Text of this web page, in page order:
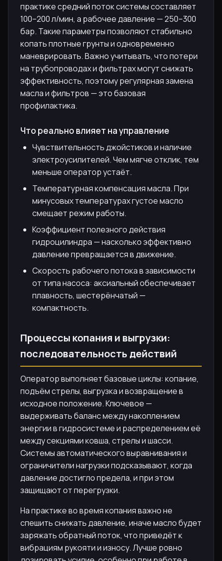
практике средний поток системы составляет
100–200 л/мин, а рабочее давление — 250–300
бар. Такие параметры позволяют стабильно
копать плотные грунты и одновременно
маневрировать. Важно учитывать, что потери
на трубопроводах и фильтрах могут снижать
эффективность, поэтому регулярная замена
масла и фильтров — это базовая
профилактика.
Что реально влияет на управление
Чувствительность джойстиков и наличие
электроусилителей. Чем мягче отклик, тем
меньше оператор устаёт.
Температурная компенсация масла. При
минусовых температурах густое масло
смещает режим работы.
Коэффициент полезного действия
гидроцилиндра — насколько эффективно
давление превращается в движение.
Скорость рабочего потока в зависимости
от типа насоса: аксиальный обеспечивает
плавность, шестерёнчатый —
компактность.
Процессы копания и выгрузки:
последовательность действий
Оператор выполняет базовые циклы: копание,
подъём стрелы, выгрузка и возвращение в
исходное положение. Ключевое —
выдерживать баланс между накоплением
энергии в гидросистеме и распределением её
между секциями ковша, стрелы и шасси.
Системы автоматического выравнивания и
ограничители нагрузки подсказывают, когда
давление достигло предела, и при этом
защищают от перегрузки.
На практике во время копания важно не
спешить снижать давление, иначе масло будет
заряжать обратный поток, что приведёт к
вибрациям рукояти и износу. Лучше ровно